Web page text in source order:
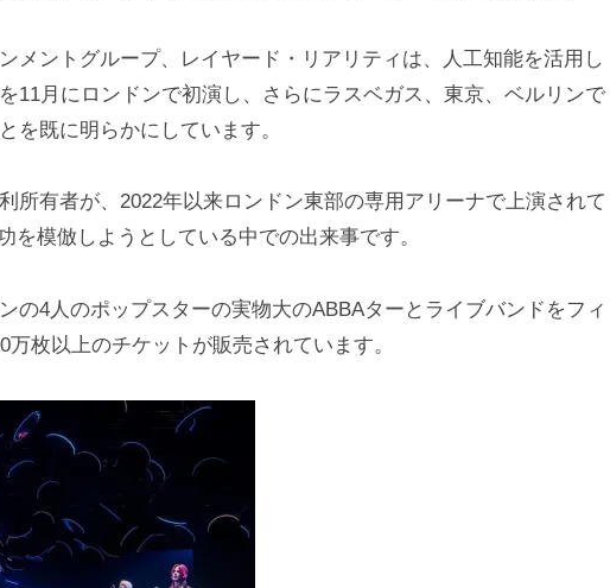
メントグループ、レイヤード・リアリティは、人工知能を活用し
11月にロンドンで初演し、さらにラスベガス、東京、ベルリンで
を既に明らかにしています。
所有者が、2022年以来ロンドン東部の専用アリーナで上演されて
を模倣しようとしている中での出来事です。
の4人のポップスターの実物大のABBAターとライブバンドをフィ
枚以上のチケットが販売されています。